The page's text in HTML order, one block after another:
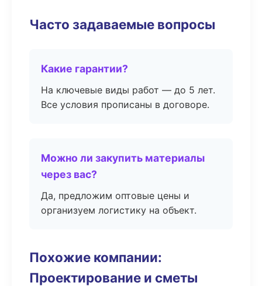
Часто задаваемые вопросы
Какие гарантии?
На ключевые виды работ — до 5 лет.
Все условия прописаны в договоре.
Можно ли закупить материалы
через вас?
Да, предложим оптовые цены и
организуем логистику на объект.
Похожие компании:
Проектирование и сметы